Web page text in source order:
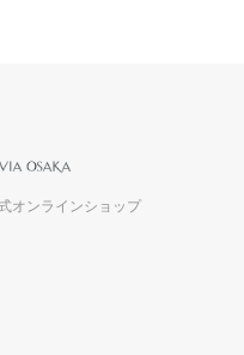
オンラインショップ